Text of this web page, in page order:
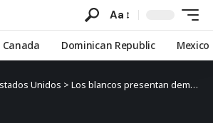
Aa
Canada Dominican Republic Mexico
Unidos > Los blancos presentan demandas por discriminación en el lugar de trabajo, pero tienen menos probabilidades de enfrentar desigualdad que otros grupos